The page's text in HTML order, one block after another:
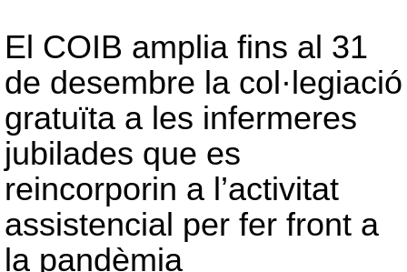
El COIB amplia fins al 31
de desembre la col·legiació
gratuïta a les infermeres
jubilades que es
reincorporin a l’activitat
assistencial per fer front a
la pandèmia